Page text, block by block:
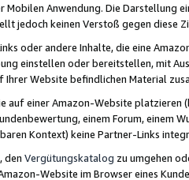
Mobilen Anwendung. Die Darstellung
jedoch keinen Verstoß gegen diese
oder andere Inhalte, die eine
einstellen oder bereitstellen, mit
Website befindlichen Material
auf einer Amazon-Website
einem Forum, einem
Kontext) keine Partner-Links
den Vergütungskatalog zu umgehen
Website im Browser eines